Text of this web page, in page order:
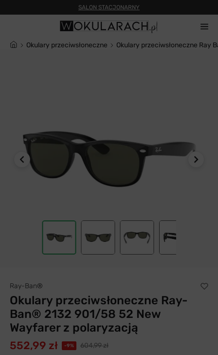
Okulary przeciwsłoneczne Okulary przeciwsłoneczne
Ray-Ban®
Okulary przeciwsłoneczne Ray-
Ban® 2132 901/58 52 New
Wayfarer z polaryzacją
552,99 zł -9%
604,99 zł